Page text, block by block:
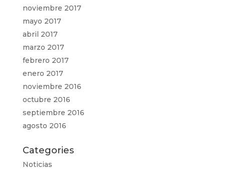
noviembre 2017
mayo 2017
abril 2017
marzo 2017
febrero 2017
enero 2017
noviembre 2016
octubre 2016
septiembre 2016
agosto 2016
Categories
Noticias